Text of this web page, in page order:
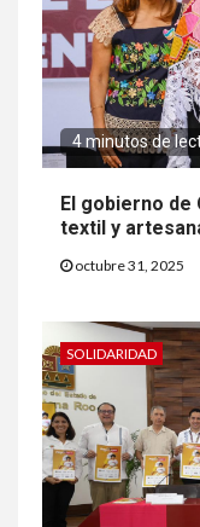
4 minutos de
El gobierno
textil y
octubre 31, 2025
SOLIDARIDAD